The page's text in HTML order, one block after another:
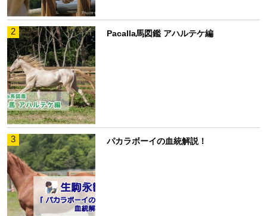
2 Pacalla馬図鑑 アハルテケ編
3 パカラボーイの血統解説！